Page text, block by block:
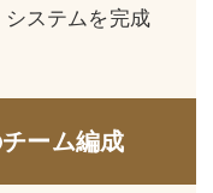
ステムを完成
ーム編成